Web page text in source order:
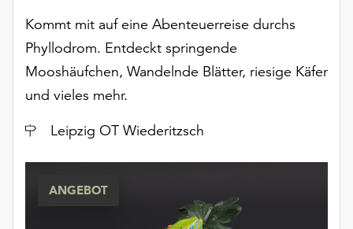
Kommt mit auf eine Abenteuerreise durchs
Phyllodrom. Entdeckt springende
Mooshäufchen, Wandelnde Blätter, riesige Käfer
und vieles mehr.
Ort
Leipzig OT Wiederitzsch
ANGEBOT